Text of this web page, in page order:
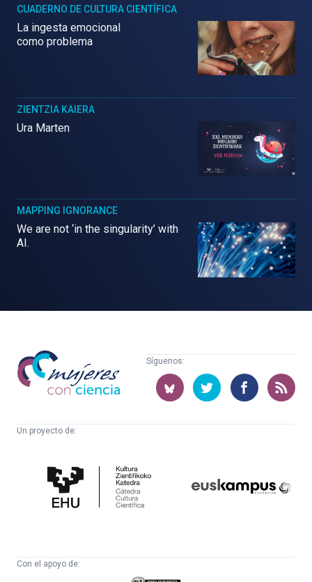
CUADERNO DE CULTURA CIENTÍFICA
La ingesta emocional
como problema
ZIENTZIA KAIERA
Ura Marten
MAPPING IGNORANCE
We are not ‘in the singularity’ with
AI.
Mujeres
con
ciencia
Síguenos:
Un proyecto de:
Cultura
Científica
Con el apoyo de: